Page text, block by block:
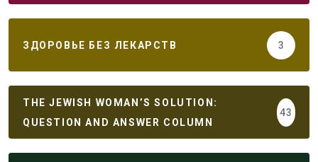
ЗДОРОВЬЕ БЕЗ ЛЕКАРСТВ 3
THE JEWISH WOMAN’S SOLUTION:
QUESTION AND ANSWER COLUMN
43